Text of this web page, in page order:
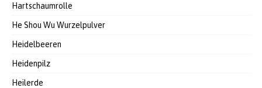
Hartschaumrolle
He Shou Wu Wurzelpulver
Heidelbeeren
Heidenpilz
Heilerde